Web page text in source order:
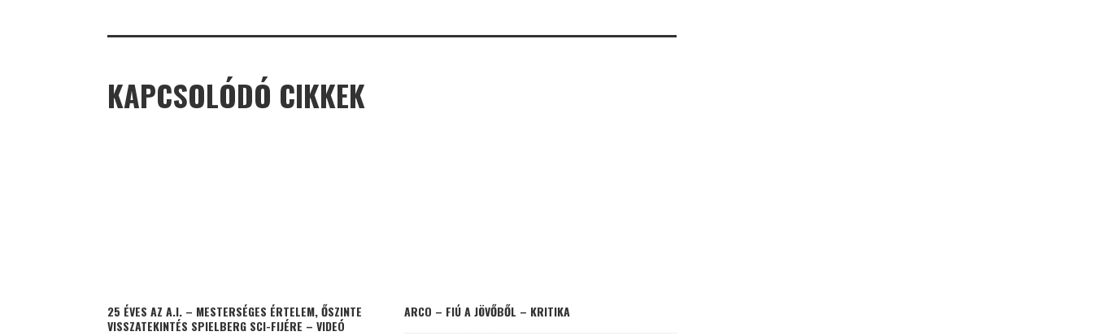
KAPCSOLÓDÓ CIKKEK
25 ÉVES AZ A.I. – MESTERSÉGES ÉRTELEM, ŐSZINTE
VISSZATEKINTÉS SPIELBERG SCI-FIJÉRE – VIDEÓ
ARCO – FIÚ A JÖVŐBŐL – KRITIKA